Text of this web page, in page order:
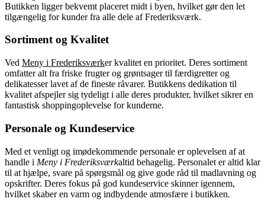
Butikken ligger bekvemt placeret midt i byen, hvilket gør den let
tilgængelig for kunder fra alle dele af Frederiksværk.
Sortiment og Kvalitet
Ved Meny i Frederiksværker kvalitet en prioritet. Deres sortiment
omfatter alt fra friske frugter og grøntsager til færdigretter og
delikatesser lavet af de fineste råvarer. Butikkens dedikation til
kvalitet afspejler sig tydeligt i alle deres produkter, hvilket sikrer en
fantastisk shoppingoplevelse for kunderne.
Personale og Kundeservice
Med et venligt og imødekommende personale er oplevelsen af at
handle i Meny i Frederiksværkaltid behagelig. Personalet er altid klar
til at hjælpe, svare på spørgsmål og give gode råd til madlavning og
opskrifter. Deres fokus på god kundeservice skinner igennem,
hvilket skaber en varm og indbydende atmosfære i butikken.